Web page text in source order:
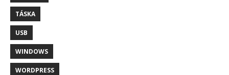
TÁSKA
USB
WINDOWS
WORDPRESS